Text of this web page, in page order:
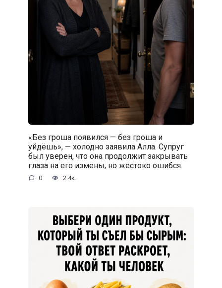
«Без гроша появился — без гроша и
уйдёшь», — холодно заявила Алла. Супруг
был уверен, что она продолжит закрывать
глаза на его измены, но жестоко ошибся.
0 2.4к.